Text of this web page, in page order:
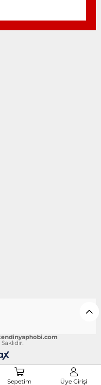
Sepetim Üye Girişi